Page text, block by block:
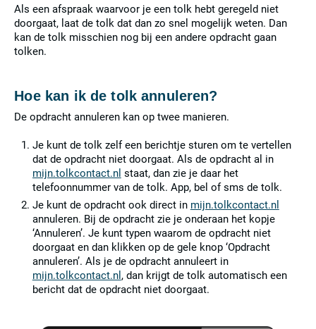
Als een afspraak waarvoor je een tolk hebt geregeld niet
doorgaat, laat de tolk dat dan zo snel mogelijk weten. Dan
kan de tolk misschien nog bij een andere opdracht gaan
tolken.
Hoe kan ik de tolk annuleren?
De opdracht annuleren kan op twee manieren.
Je kunt de tolk zelf een berichtje sturen om te vertellen
dat de opdracht niet doorgaat. Als de opdracht al in
mijn.tolkcontact.nl staat, dan zie je daar het
telefoonnummer van de tolk. App, bel of sms de tolk.
Je kunt de opdracht ook direct in mijn.tolkcontact.nl
annuleren. Bij de opdracht zie je onderaan het kopje
‘Annuleren’. Je kunt typen waarom de opdracht niet
doorgaat en dan klikken op de gele knop ‘Opdracht
annuleren’. Als je de opdracht annuleert in
mijn.tolkcontact.nl , dan krijgt de tolk automatisch een
bericht dat de opdracht niet doorgaat.